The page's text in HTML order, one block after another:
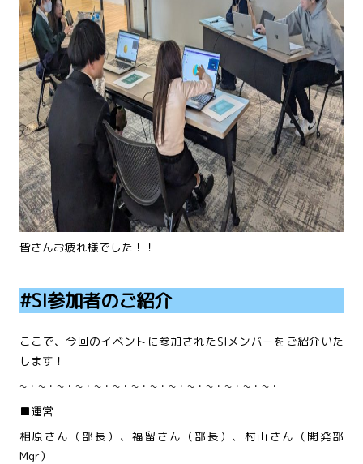
皆さんお疲れ様でした！！
#SI参加者のご紹介
ここで、今回のイベントに参加されたSIメンバーをご紹介いた
します！
~・~・~・~・~・~・~・~・~・~・~・~・~・~・
■運営
相原さん（部長）、福留さん（部長）、村山さん（開発部
Mgr）